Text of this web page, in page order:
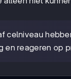
celniveau
en reageren op